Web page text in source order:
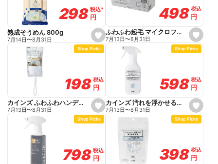
o
r
e
o
r
i
e
s
e
t
o
r
i
e
298
298税込*
税込*
円
円
熟成そうめん 800g
7月14日〜8月31日
s
e
t
o
r
i
e
498
498 税込
税込
円
円
ふわふわ起毛 マイクロファイバークロス 20×29cm 15枚入り
7月13日〜8月31日
s
e
t
o
r
i
Shop Picks
198
198税込
税込
円
円
カインズ ふわふわハンディーダスター 本体1個+替え2枚入
7月13日〜8月31日
s
e
t
o
r
i
Shop Picks
598
598 税込
税込
円
円
カインズ 汚れを浮かせるマイクロバブルクリーナー 400ml
7月13日〜8月31日
Shop Picks
798
798税込
税込
円
円
Shop Picks
398
398 税込
税込
円
円